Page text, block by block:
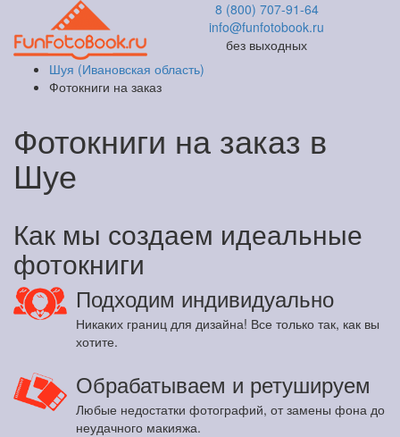
8 (800) 707-91-64
info@funfotobook.ru
без выходных
Шуя (Ивановская область)
Фотокниги на заказ
Фотокниги на заказ в
Шуе
Как мы создаем идеальные
фотокниги
Подходим индивидуально
Никаких границ для дизайна! Все только так, как вы
хотите.
Обрабатываем и ретушируем
Любые недостатки фотографий, от замены фона до
неудачного макияжа.